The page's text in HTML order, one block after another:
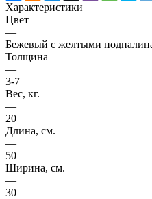
Характеристики
Цвет
—
Бежевый с желтыми
Толщина
—
3-7
Вес, кг.
—
20
Длина, см.
—
50
Ширина, см.
—
30